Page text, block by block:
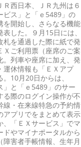
西日本、ＪＲ九州は６
ビス」と「ｅ5489」の
を開始し、さらなる機能
した。９月15日には、
札を通過した際に紙で発
Ｘご利用票（座席のご案
。列車や座席に加え、発
運休情報も「ＥＸアプ
10月20日からは、
」と「ｅ5489」のサー
る際のログイン操作が不
線・在来線特急の予約情
アプリでをまとめて表示
、「ＥＸサービス」でマ
ドやマイナポータルから
障害者手帳情報、生年月